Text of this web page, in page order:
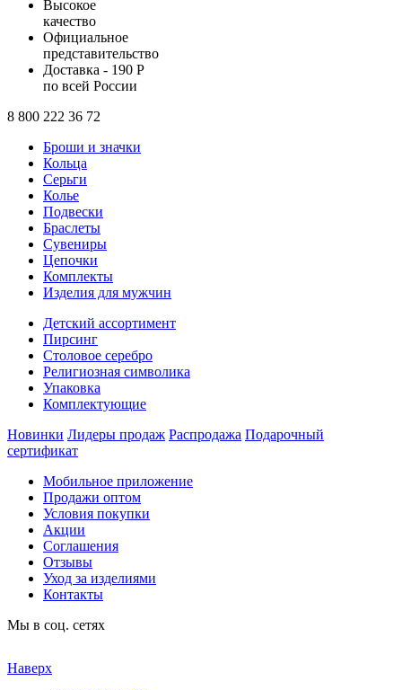
Высокое
качество
Официальное
представительство
Доставка - 190 Р
по всей России
8 800 222 36 72
Броши и значки
Кольца
Серьги
Колье
Подвески
Браслеты
Сувениры
Цепочки
Комплекты
Изделия для мужчин
Детский ассортимент
Пирсинг
Столовое серебро
Религиозная символика
Упаковка
Комплектующие
Новинки Лидеры продаж Распродажа Подарочный
сертификат
Мобильное приложение
Продажи оптом
Условия покупки
Акции
Соглашения
Отзывы
Уход за изделиями
Контакты
Мы в соц. сетях
Наверх